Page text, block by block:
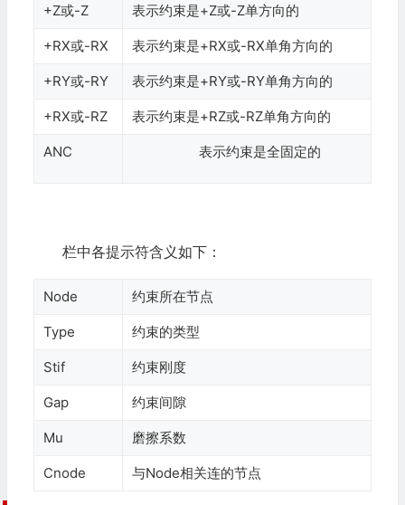
+Z或-Z 表示约束是+Z或-Z单方向的
+RX或-RX 表示约束是+RX或-RX单角方向的
+RY或-RY 表示约束是+RY或-RY单角方向的
+RX或-RZ 表示约束是+RZ或-RZ单角方向的
ANC 表示约束是全固定的
栏中各提示符含义如下：
Node 约束所在节点
Type 约束的类型
Stif 约束刚度
Gap 约束间隙
Mu 磨擦系数
Cnode 与Node相关连的节点